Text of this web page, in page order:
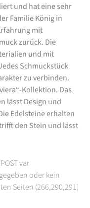
und hat eine sehr
Familie König in
mit
zurück. Die
und mit
Schmuckstück
zu verbinden.
Kollektion. Das
lässt Design und
Edelsteine erhalten
den Stein und lässt
var
oder kein
Seiten (266,290,291)